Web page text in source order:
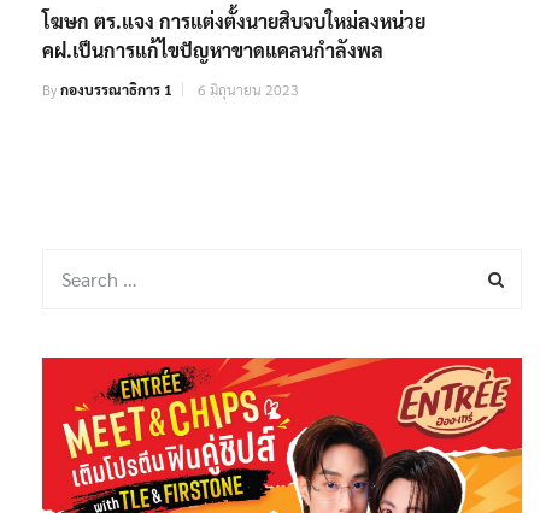
โฆษก ตร.แจง การแต่งตั้งนายสิบจบใหม่ลงหน่วย
คฝ.เป็นการแก้ไขปัญหาขาดแคลนกำลังพล
Byกองบรรณาธิการ 1 6 มิถุนายน 2023